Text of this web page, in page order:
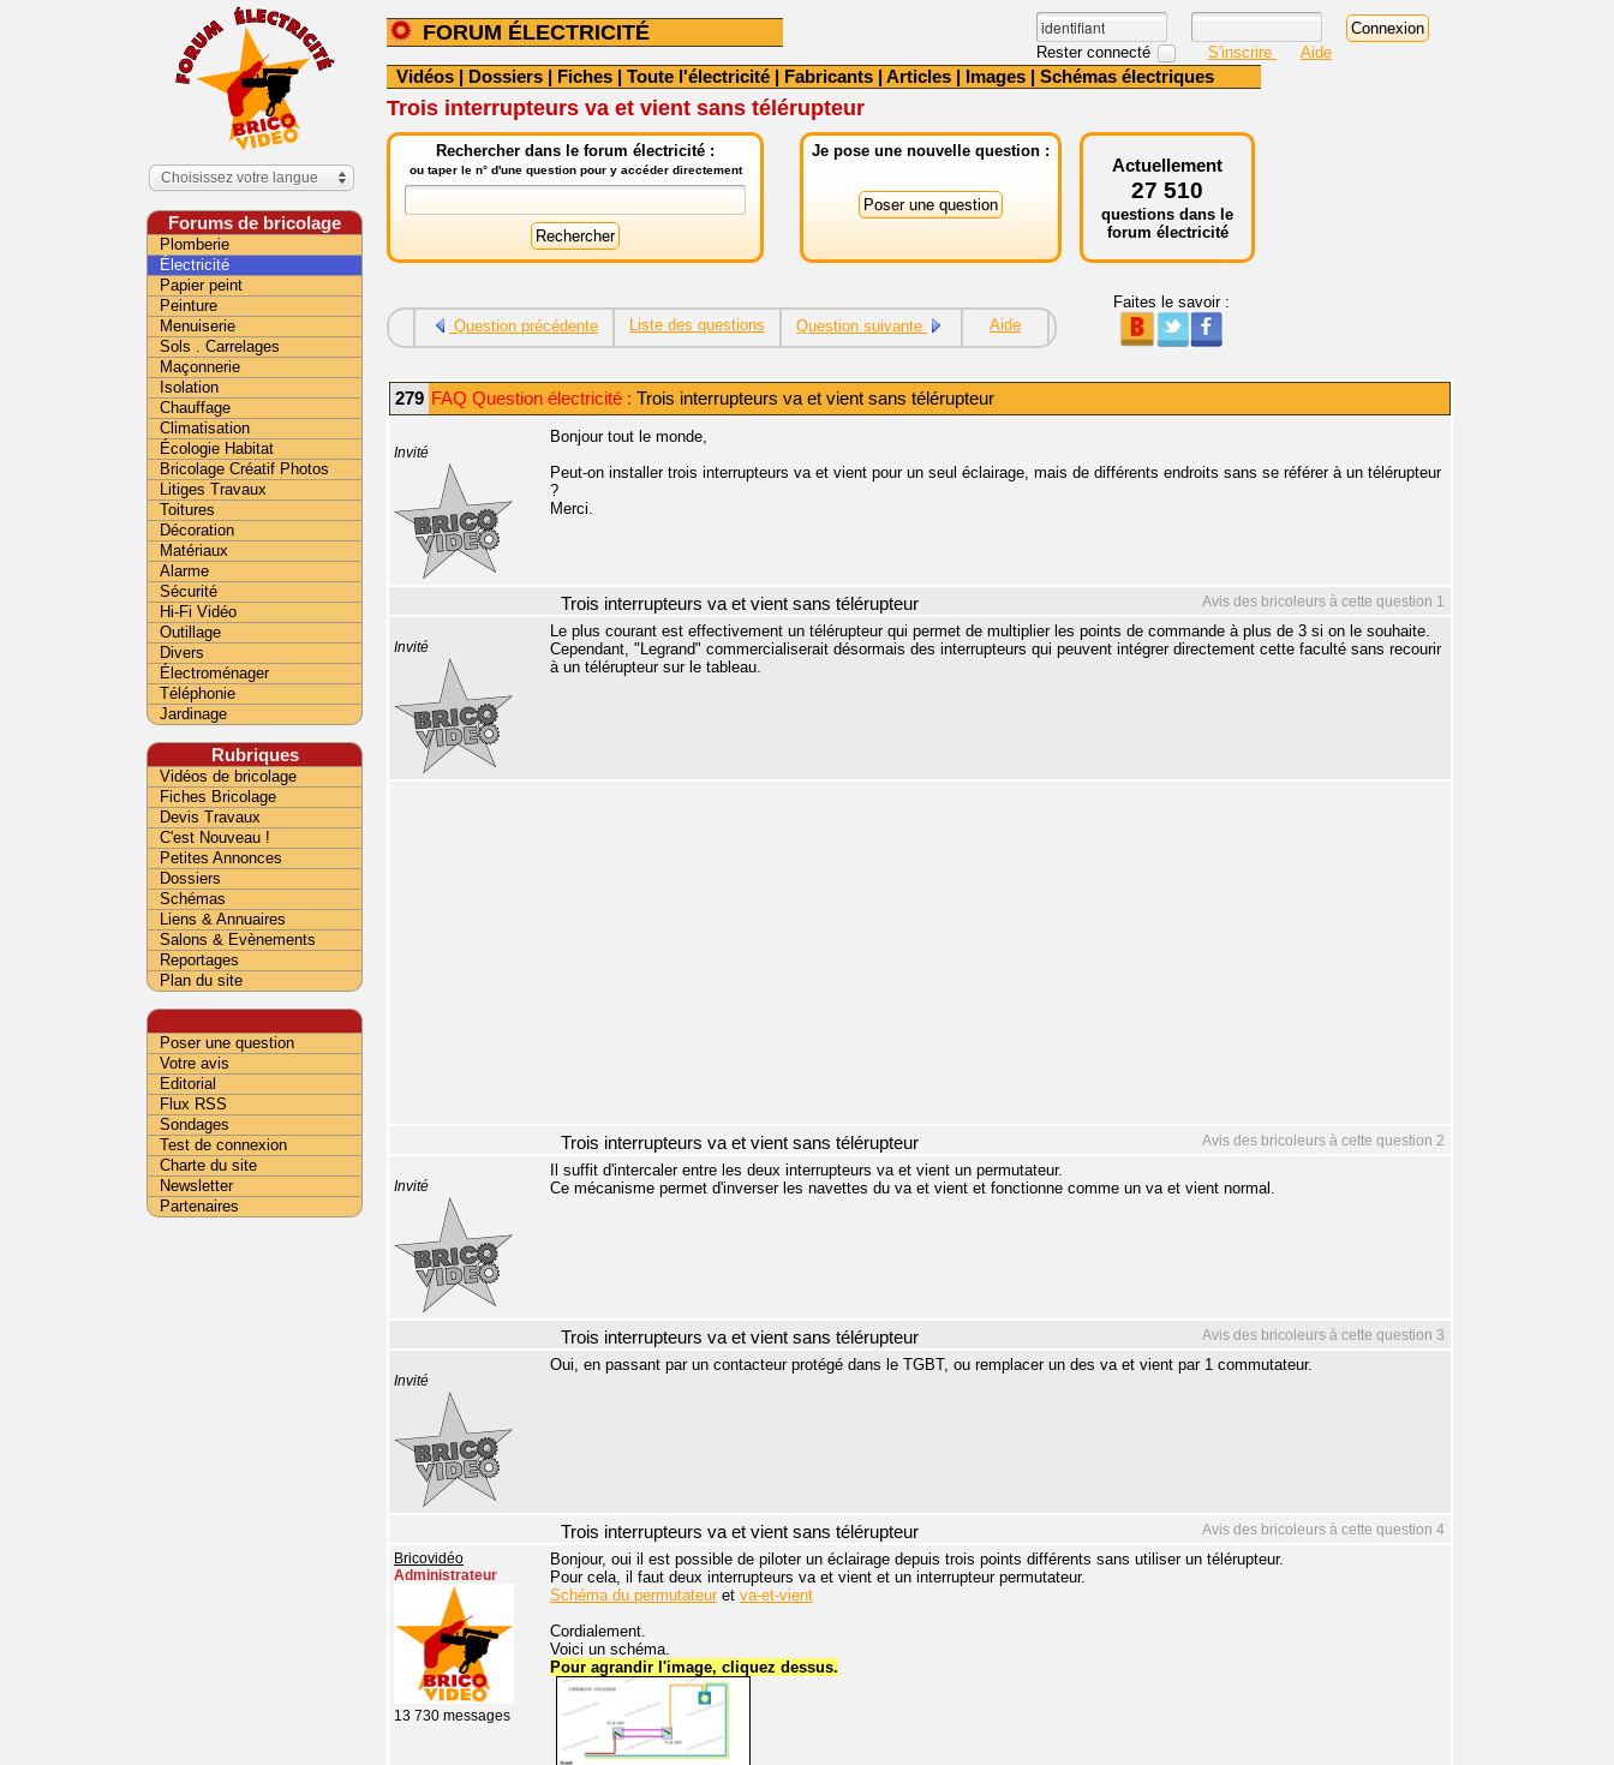
FORUM ÉLECTRICITÉ
Rester connecté S'inscrire Aide
Vidéos | Dossiers | Fiches | Toute l'électricité | Fabricants | Articles | Images | Schémas électriques
Trois interrupteurs va et vient sans télérupteur
Rechercher dans le forum électricité :
ou taper le n° d'une question pour y accéder directement
Je pose une nouvelle question :
Actuellement
27 510
questions dans le
forum électricité
Question précédente Liste des questions Question suivante Aide
Faites le savoir :
279 FAQ Question électricité : Trois interrupteurs va et vient sans télérupteur
Invité
Bonjour tout le monde,
Peut-on installer trois interrupteurs va et vient pour un seul éclairage, mais de différents endroits sans se référer à un télérupteur
?
Merci.
Avis des bricoleurs à cette question 1
Trois interrupteurs va et vient sans télérupteur
Invité
Le plus courant est effectivement un télérupteur qui permet de multiplier les points de commande à plus de 3 si on le souhaite.
Cependant, "Legrand" commercialiserait désormais des interrupteurs qui peuvent intégrer directement cette faculté sans recourir
à un télérupteur sur le tableau.
Avis des bricoleurs à cette question 2
Trois interrupteurs va et vient sans télérupteur
Invité
Il suffit d'intercaler entre les deux interrupteurs va et vient un permutateur.
Ce mécanisme permet d'inverser les navettes du va et vient et fonctionne comme un va et vient normal.
Avis des bricoleurs à cette question 3
Trois interrupteurs va et vient sans télérupteur
Invité
Oui, en passant par un contacteur protégé dans le TGBT, ou remplacer un des va et vient par 1 commutateur.
Avis des bricoleurs à cette question 4
Trois interrupteurs va et vient sans télérupteur
Bricovidéo
Administrateur
13 730 messages
Bonjour, oui il est possible de piloter un éclairage depuis trois points différents sans utiliser un télérupteur.
Pour cela, il faut deux interrupteurs va et vient et un interrupteur permutateur.
Schéma du permutateuret va-et-vient
Cordialement.
Voici un schéma.
Pour agrandir l'image, cliquez dessus.
Choisissez votre langue
Forums de bricolage
Plomberie
Électricité
Papier peint
Peinture
Menuiserie
Sols . Carrelages
Maçonnerie
Isolation
Chauffage
Climatisation
Écologie Habitat
Bricolage Créatif Photos
Litiges Travaux
Toitures
Décoration
Matériaux
Alarme
Sécurité
Hi-Fi Vidéo
Outillage
Divers
Électroménager
Téléphonie
Jardinage
Rubriques
Vidéos de bricolage
Fiches Bricolage
Devis Travaux
C'est Nouveau !
Petites Annonces
Dossiers
Schémas
Liens & Annuaires
Salons & Evènements
Reportages
Plan du site
Poser une question
Votre avis
Editorial
Flux RSS
Sondages
Test de connexion
Charte du site
Newsletter
Partenaires